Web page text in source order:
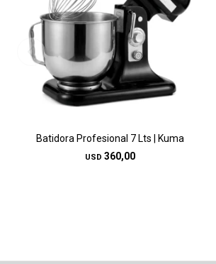
Batidora Profesional 7 Lts | Kuma
USD 360,00